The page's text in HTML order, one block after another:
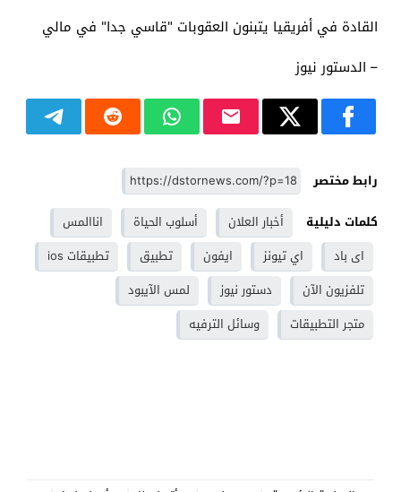
القادة في أفريقيا يتبنون العقوبات "قاسي جدا" في مالي
– الدستور نيوز
رابط مختصر
كلمات دليلية
أخبار العلان أسلوب الحياة
اناالمس
اى باد
اي تيونز ايفون تطبيق
تطبيقات ios
تلفزيون الآن
دستور نيوز
لمس الآيبود
متجر التطبيقات
وسائل الترفيه